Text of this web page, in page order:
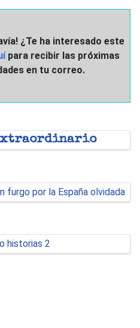
¿Te ha interesado este
para recibir las próximas
en tu correo.